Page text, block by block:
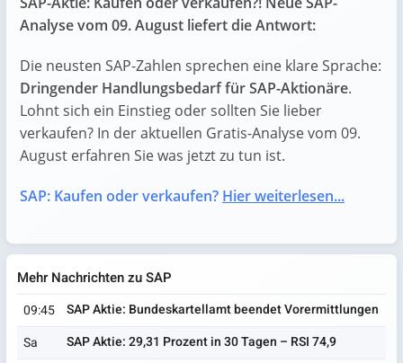
Analyse vom 09. August liefert die Antwort:
Die neusten SAP-Zahlen sprechen eine klare Sprache:
Dringender Handlungsbedarf für SAP-Aktionäre.
Lohnt sich ein Einstieg oder sollten Sie lieber
verkaufen? In der aktuellen Gratis-Analyse vom 09.
August erfahren Sie was jetzt zu tun ist.
SAP: Kaufen oder verkaufen? Hier weiterlesen...
Mehr Nachrichten zu SAP
09:45
SAP Aktie: Bundeskartellamt beendet Vorermittlungen
Sa
SAP Aktie: 29,31 Prozent in 30 Tagen – RSI 74,9